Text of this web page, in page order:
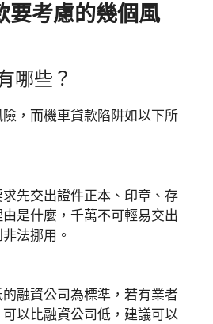
要考慮的幾個風
哪些？
，而機車貸款陷阱如以下所
先交出證件正本、印章、存
是什麼，千萬不可輕易交出
法挪用。
融資公司為標準，若有業者
以比融資公司低，建議可以